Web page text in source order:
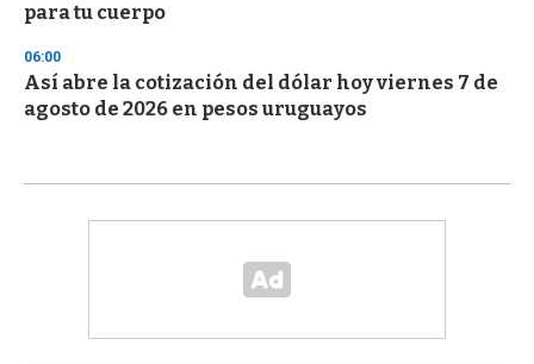
para tu cuerpo
06:00
Así abre la cotización del dólar hoy viernes 7 de
agosto de 2026 en pesos uruguayos